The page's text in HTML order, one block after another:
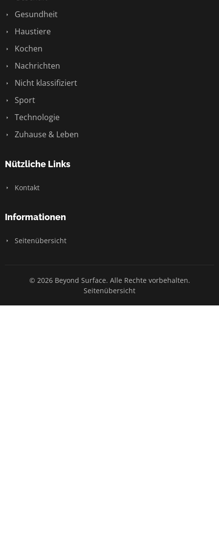
Gesundheit
Haustiere
Kochen
Nachrichten
Nicht klassifiziert
Sport
Technologie
Zuhause & Leben
Nützliche Links
Kontakt
Informationen
Seitenübersicht
© 2026 Beyond Surface. Alle Rechte vorbehalten.
Seitenübersicht